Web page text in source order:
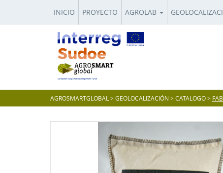
INICIO PROYECTO AGROLAB
AGROSMARTGLOBAL >GEOLOCALIZACIÓN >CATALOGO>